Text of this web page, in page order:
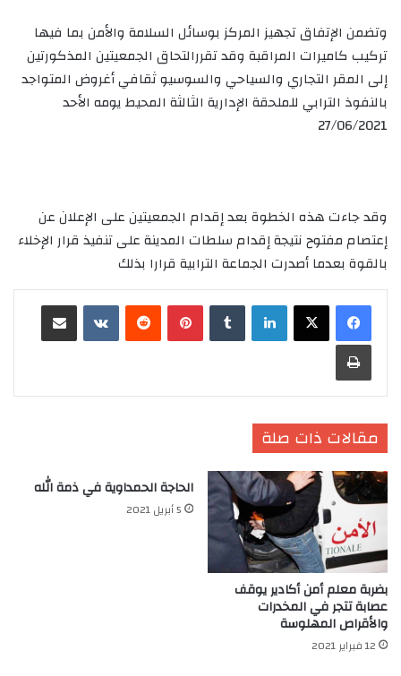
وتضمن الإتفاق تجهيز المركز بوسائل السلامة والأمن بما فيها
تركيب كاميرات المراقبة وقد تقررالتحاق الجمعيتين المذكورتين
إلى المقر التجاري والسياحي والسوسيو ثقافي أغروض المتواجد
بالنفوذ الترابي للملحقة الإدارية الثالثة المحيط يومه الأحد
27/06/2021
وقد جاءت هذه الخطوة بعد إقدام الجمعيتين على الإعلان عن
إعتصام مفتوح نتيجة إقدام سلطات المدينة على تنفيذ قرار الإخلاء
بالقوة بعدما أصدرت الجماعة الترابية قرارا بذلك
لينكدإن بينتيريست
طباعة
مقالات ذات صلة
بضربة معلم أمن أكادير يوقف
عصابة تتجر في المخدرات
والأقراص المهلوسة
12 فبراير 2021
الحاجة الحمداوية في ذمة الله
5 أبريل 2021